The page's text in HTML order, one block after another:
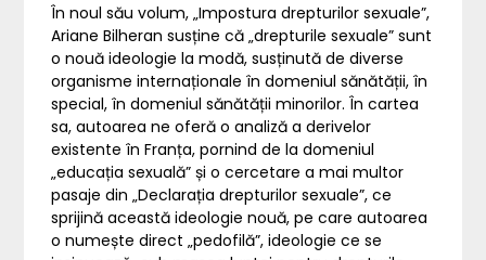
În noul său volum, „Impostura drepturilor sexuale”,
Ariane Bilheran susține că „drepturile sexuale” sunt
o nouă ideologie la modă, susținută de diverse
organisme internaționale în domeniul sănătății, în
special, în domeniul sănătății minorilor. În cartea
sa, autoarea ne oferă o analiză a derivelor
existente în Franța, pornind de la domeniul
„educația sexuală” și o cercetare a mai multor
pasaje din „Declarația drepturilor sexuale”, ce
sprijină această ideologie nouă, pe care autoarea
o numește direct „pedofilă”, ideologie ce se